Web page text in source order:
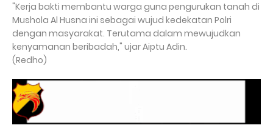
"Kerja bakti membantu warga guna pengurukan tanah di
Mushola Al Husna ini sebagai wujud kedekatan Polri
dengan masyarakat. Terutama dalam mewujudkan
kenyamanan beribadah," ujar Aiptu Adin.
(Redho)